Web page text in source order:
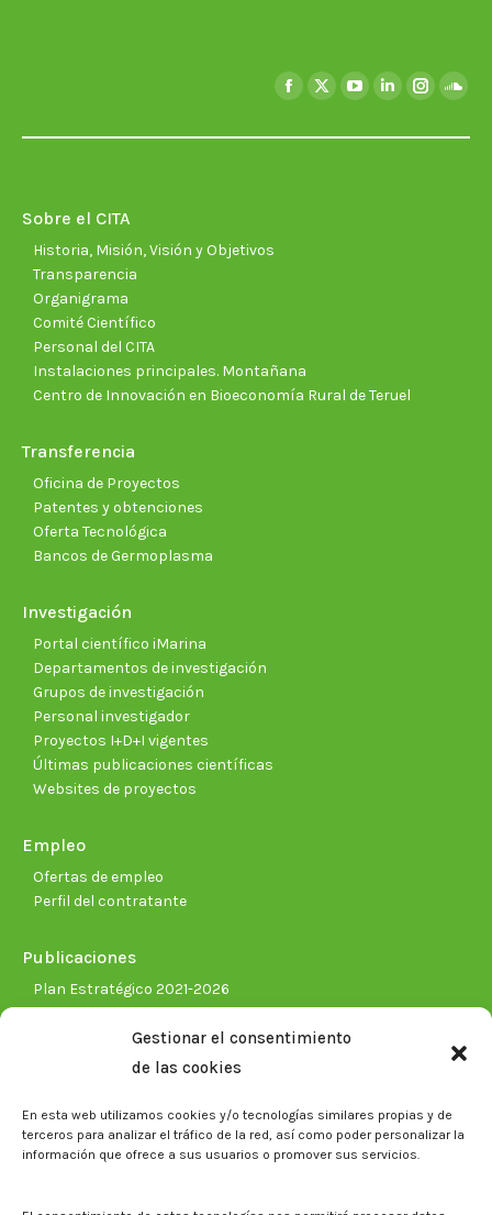
Gestionar el consentimiento
de las cookies
En esta web utilizamos cookies y/o tecnologías similares propias y de
terceros para analizar el tráfico de la red, así como poder personalizar la
información que ofrece a sus usuarios o promover sus servicios.
Facebook
X
YouTubeLinkedin
Sobre el CITA
Historia, Misión, Visión y Objetivos
Transparencia
Organigrama
Comité Científico
Personal del CITA
Instalaciones principales. Montañana
Centro de Innovación en Bioeconomía Rural de Teruel
Transferencia
Oficina de Proyectos
Patentes y obtenciones
Oferta Tecnológica
Bancos de Germoplasma
Investigación
Portal científico iMarina
Departamentos de investigación
Grupos de investigación
Personal investigador
Proyectos I+D+I vigentes
Últimas publicaciones científicas
Websites de proyectos
Empleo
Ofertas de empleo
Perfil del contratante
Publicaciones
Plan Estratégico 2021-2026
Memorias corporativas
Biblioteca. Repositorio CITAREA
Noticias
Eventos